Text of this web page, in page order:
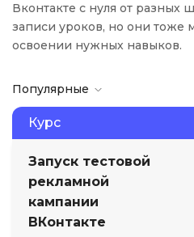
Вконтакте с нуля от разных
записи уроков, но они тоже
освоении нужных навыков.
Популярные
Курс
Запуск тестовой
рекламной
кампании
ВКонтакте